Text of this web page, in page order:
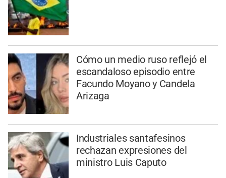
Cómo un medio ruso reflejó el
escandaloso episodio entre
Facundo Moyano y Candela
Arizaga
Industriales santafesinos
rechazan expresiones del
ministro Luis Caputo